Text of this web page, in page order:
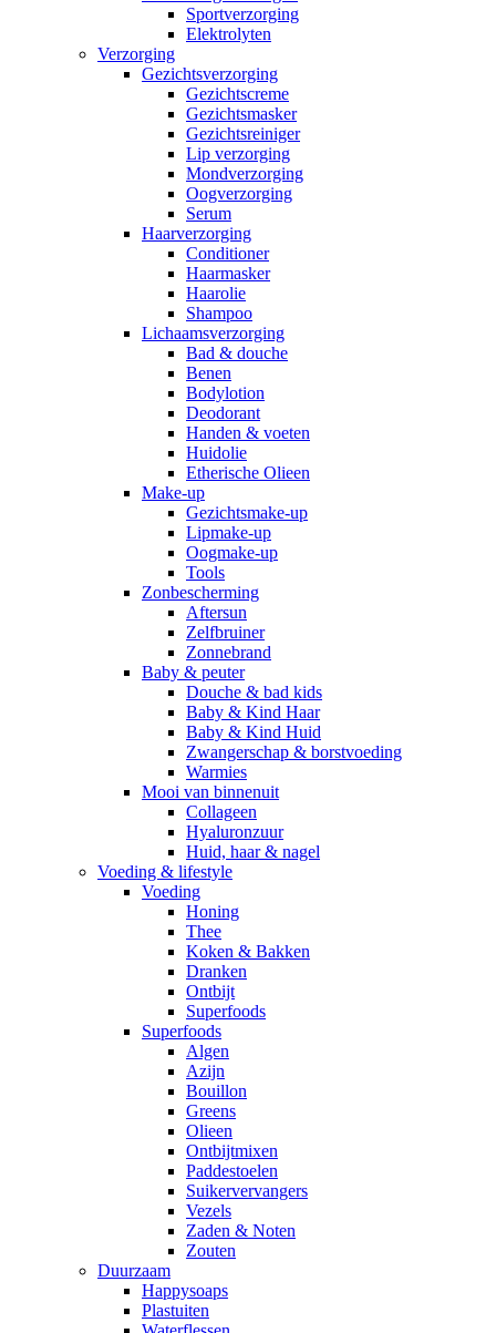
Sportverzorging
Elektrolyten
Verzorging
Gezichtsverzorging
Gezichtscreme
Gezichtsmasker
Gezichtsreiniger
Lip verzorging
Mondverzorging
Oogverzorging
Serum
Haarverzorging
Conditioner
Haarmasker
Haarolie
Shampoo
Lichaamsverzorging
Bad & douche
Benen
Bodylotion
Deodorant
Handen & voeten
Huidolie
Etherische Olieen
Make-up
Gezichtsmake-up
Lipmake-up
Oogmake-up
Tools
Zonbescherming
Aftersun
Zelfbruiner
Zonnebrand
Baby & peuter
Douche & bad kids
Baby & Kind Haar
Baby & Kind Huid
Zwangerschap & borstvoeding
Warmies
Mooi van binnenuit
Collageen
Hyaluronzuur
Huid, haar & nagel
Voeding & lifestyle
Voeding
Honing
Thee
Koken & Bakken
Dranken
Ontbijt
Superfoods
Superfoods
Algen
Azijn
Bouillon
Greens
Olieen
Ontbijtmixen
Paddestoelen
Suikervervangers
Vezels
Zaden & Noten
Zouten
Duurzaam
Happysoaps
Plastuiten